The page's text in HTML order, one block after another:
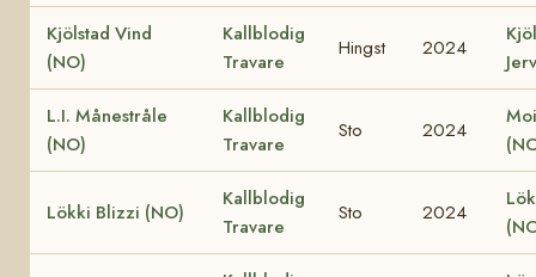
Kjölstad Vind
(NO)
Kallblodig
Travare
Hingst 2024
L.I. Månestråle
(NO)
Kallblodig
Travare
Sto 2024
Lökki Blizzi (NO)
Kallblodig
Travare
Sto 2024